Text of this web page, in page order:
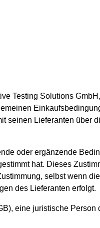
Testing Solutions
seinen Lieferanten über
oder ergänzende
hat. Dieses
selbst wenn
des Lieferanten erfolgt.
eine juristische Person